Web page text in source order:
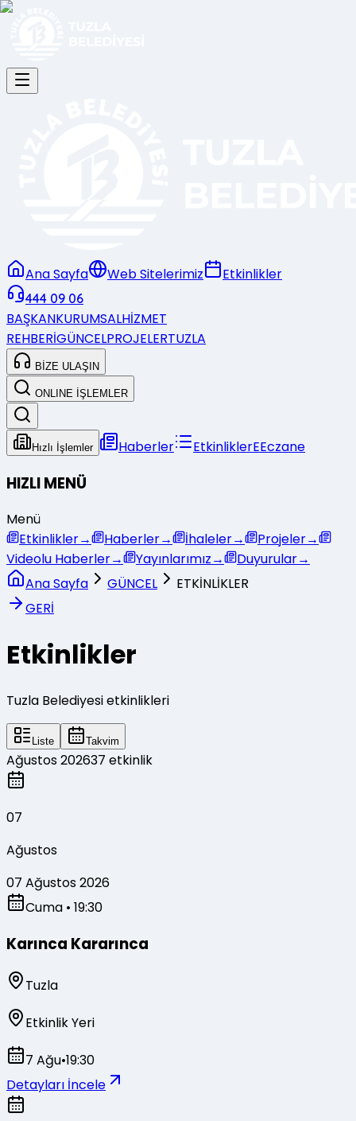
Ana Sayfa Web Sitelerimiz Etkinlikler
444 09 06
BAŞKANKURUMSALHİZMET
REHBERİGÜNCELPROJELERTUZLA
BİZE ULAŞIN
ONLINE İŞLEMLER
Hızlı İşlemler Haberler EtkinliklerEEczane
HIZLI MENÜ
Menü
Etkinlikler→ Haberler→ İhaleler→ Projeler→
Videolu Haberler→ Yayınlarımız→ Duyurular→
Ana Sayfa
GÜNCEL
ETKİNLİKLER
GERİ
Etkinlikler
Tuzla Belediyesi etkinlikleri
Liste Takvim
Ağustos 202637 etkinlik
07
Ağustos
07 Ağustos 2026
Cuma • 19:30
Karınca Kararınca
Tuzla
Etkinlik Yeri
7 Ağu•19:30
Detayları İncele